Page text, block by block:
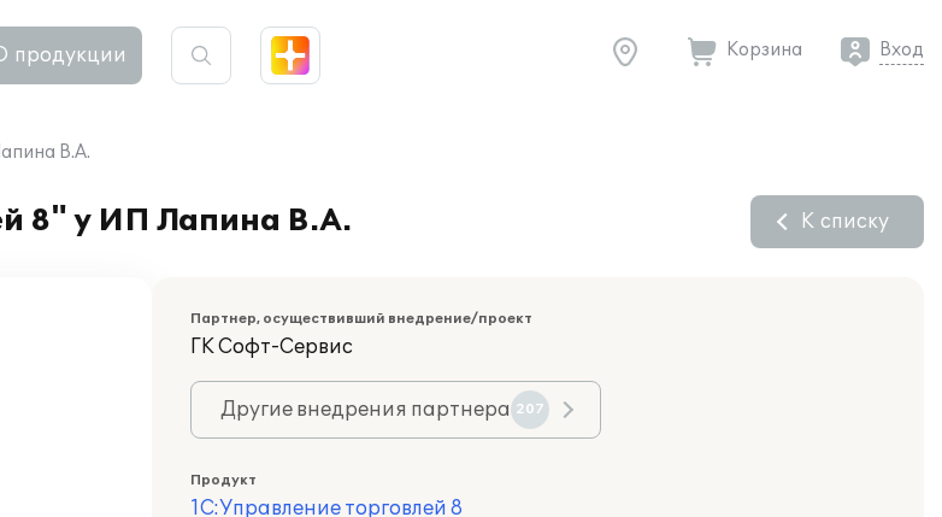
продукции Корзина Вход
В.А.
8" у ИП Лапина В.А. К списку
Партнер, осуществивший внедрение/проект
ГK Софт-Сервис
Другие внедрения партнера 207
Продукт
1С:Управление торговлей 8